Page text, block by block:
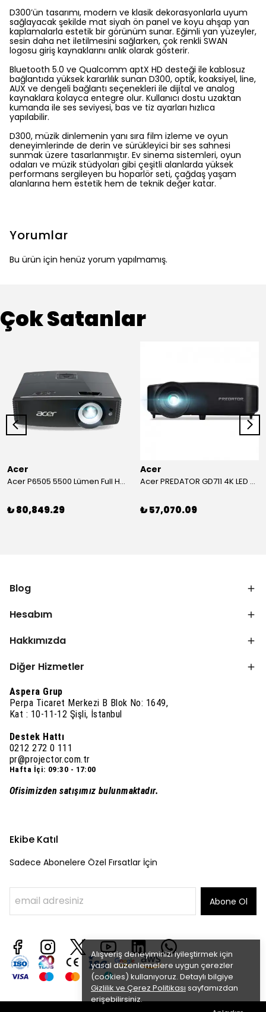
Alışveriş deneyiminizi iyileştirmek için
yasal düzenlemelere uygun çerezler
(cookies) kullanıyoruz. Detaylı bilgiye
Gizlilik ve Çerez Politikası sayfamızdan
erişebilirsiniz.
D300’ün tasarımı, modern ve klasik dekorasyonlarla uyum
sağlayacak şekilde mat siyah ön panel ve koyu ahşap yan
kaplamalarla estetik bir görünüm sunar. Eğimli yan yüzeyler,
sesin daha net iletilmesini sağlarken, çok renkli SWAN
logosu giriş kaynaklarını anlık olarak gösterir.
Bluetooth 5.0 ve Qualcomm aptX HD desteği ile kablosuz
bağlantıda yüksek kararlılık sunan D300, optik, koaksiyel, line,
AUX ve dengeli bağlantı seçenekleri ile dijital ve analog
kaynaklara kolayca entegre olur. Kullanıcı dostu uzaktan
kumanda ile ses seviyesi, bas ve tiz ayarları hızlıca
yapılabilir.
D300, müzik dinlemenin yanı sıra film izleme ve oyun
deneyimlerinde de derin ve sürükleyici bir ses sahnesi
sunmak üzere tasarlanmıştır. Ev sinema sistemleri, oyun
odaları ve müzik stüdyoları gibi çeşitli alanlarda yüksek
performans sergileyen bu hoparlör seti, çağdaş yaşam
alanlarına hem estetik hem de teknik değer katar.
Yorumlar
Bu ürün için henüz yorum yapılmamış.
Çok Satanlar
Acer
Acer P6505 5500 Lümen Full HD Toplantı Odası Projeksiyonu
₺ 80,849.29
Acer
Acer PREDATOR GD711 4K LED Projeksiyon
₺ 57,070.09
Blog
Hesabım
Hakkımızda
Diğer Hizmetler
Aspera Grup
Perpa Ticaret Merkezi B Blok No: 1649,
Kat : 10-11-12 Şişli, İstanbul
Destek Hattı
0212 272 0 111
pr@projector.com.tr
Hafta İçi: 09:30 - 17:00
Ofisimizden satışımız bulunmaktadır.
Ekibe Katıl
Sadece Abonelere Özel Fırsatlar İçin
Abone Ol